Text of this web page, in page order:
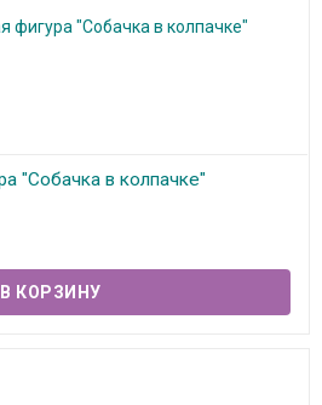
"Собачка в колпачке"